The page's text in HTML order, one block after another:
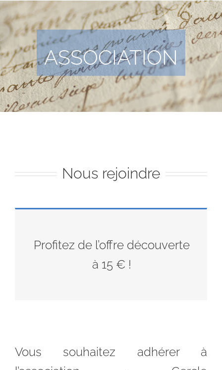
ASSOCIATION
Nous rejoindre
Profitez de l’offre découverte
à 15 € !
Vous souhaitez adhérer à